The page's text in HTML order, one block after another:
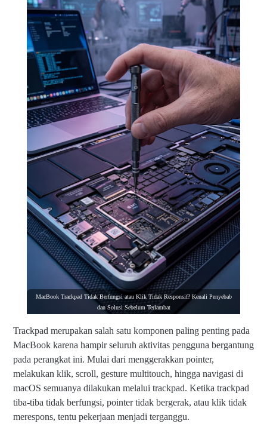
MacBook Trackpad Tidak Berfungsi atau Klik Tidak Responsif? Kenali Penyebab
dan Solusi Sebelum Terlambat
Trackpad merupakan salah satu komponen paling penting pada
MacBook karena hampir seluruh aktivitas pengguna bergantung
pada perangkat ini. Mulai dari menggerakkan pointer,
melakukan klik, scroll, gesture multitouch, hingga navigasi di
macOS semuanya dilakukan melalui trackpad. Ketika trackpad
tiba-tiba tidak berfungsi, pointer tidak bergerak, atau klik tidak
merespons, tentu pekerjaan menjadi terganggu.